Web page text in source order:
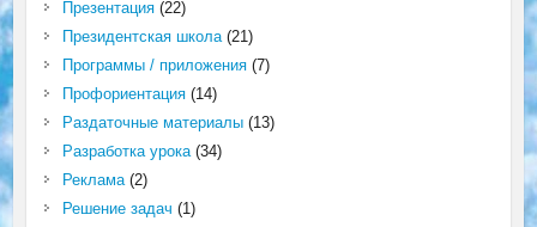
Презентация(22)
Президентская школа(21)
Программы / приложения(7)
Профориентация(14)
Раздаточные материалы(13)
Разработка урока(34)
Реклама(2)
Решение задач (1)